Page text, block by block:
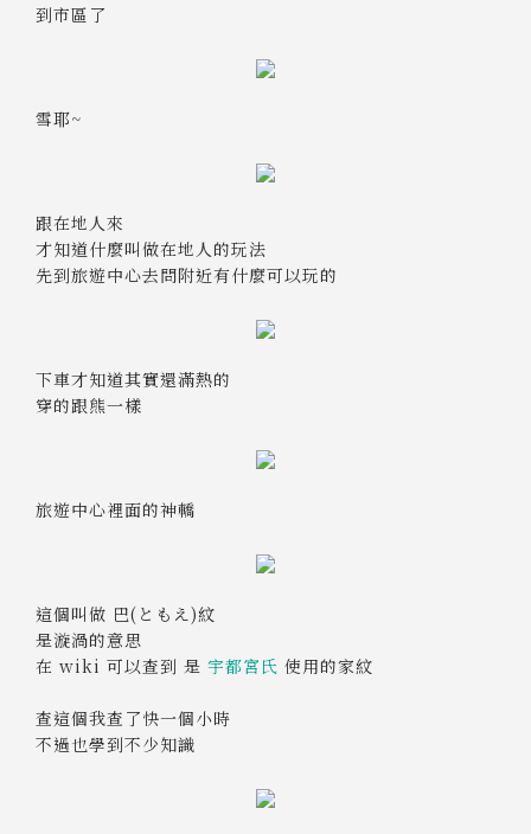
到市區了
雪耶~
跟在地人來
才知道什麼叫做在地人的玩法
先到旅遊中心去問附近有什麼可以玩的
下車才知道其實還滿熱的
穿的跟熊一樣
旅遊中心裡面的神轎
這個叫做 巴(ともえ)紋
是漩渦的意思
在 wiki 可以查到 是 宇都宮氏 使用的家紋
查這個我查了快一個小時
不過也學到不少知識